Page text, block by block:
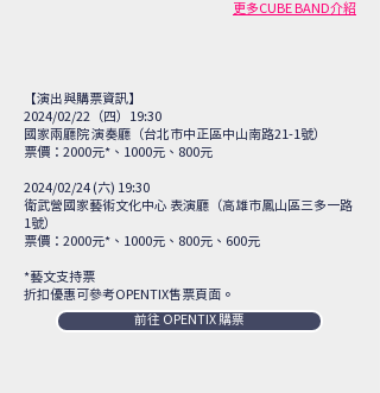
​更多CUBE BAND介紹
【演出與購票資訊】
2024/02/22（四）19:30
國家兩廳院 演奏廳（台北市中正區中山南路21-1號）
票價：2000元*、1000元、800元
2024/02/24 (六) 19:30
​衛武營國家藝術文化中心 表演廳（高雄市鳳山區三多一路
1號）
票價：2000元*、1000元、800元、600元
*藝文支持票
折扣優惠可參考OPENTIX售票頁面。
前往 OPENTIX 購票